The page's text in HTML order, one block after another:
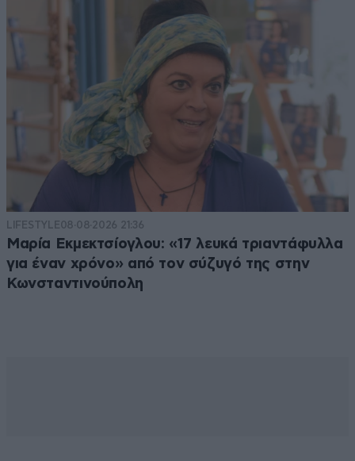
LIFESTYLE08·08·2026 21:36
Μαρία Εκμεκτσίογλου: «17 λευκά τριαντάφυλλα
για έναν χρόνο» από τον σύζυγό της στην
Κωνσταντινούπολη